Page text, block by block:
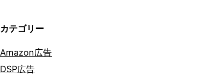
カテゴリー
Amazon広告
DSP広告